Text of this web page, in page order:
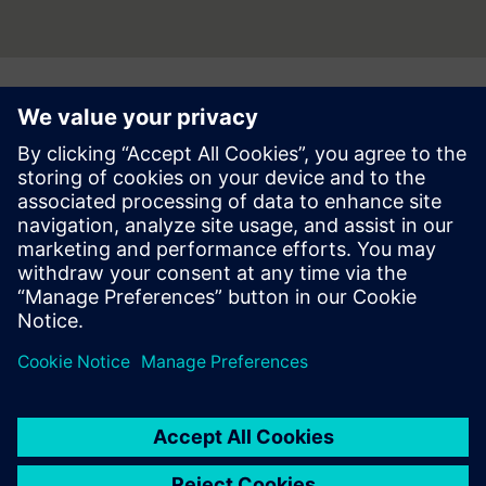
Follow
Press | Company | Siemens
Конфіденційність
Цифровий сертифікат